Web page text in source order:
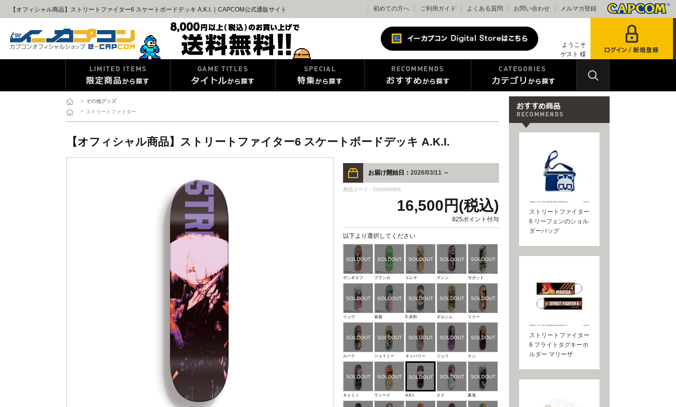
【オフィシャル商品】ストリートファイター6 スケートボードデッキ A.K.I.｜CAPCOM公式通販サイト 初めての方へ ご利用ガイド よくある質問 お問い合わせ メルマガ登録
ようこそ
ゲスト 様
> その他グッズ
>
ストリートファイター
【オフィシャル商品】ストリートファイター6 スケートボードデッキ A.K.I.
お届け開始日： 2026/03/11 ～
商品コード：C00009306
16,500円(税込)
825ポイント付与
以下より選択してください
ザンギエフ ブランカ エレナ マノン サガット
リュウ 春麗 E.本田 ダルシム リリー
ルーク ジェイミー キンバリー ジュリ ケン
キャミィ ラシード A.K.I. エド 豪鬼
ストリートファイター
6 リーフェンのショル
ダーバッグ
ストリートファイター
6 フライトタグキーホ
ルダー マリーザ